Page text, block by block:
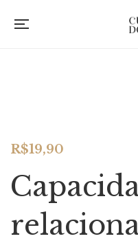
R$19,90